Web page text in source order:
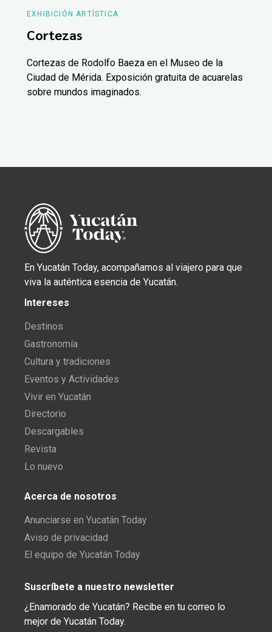
EXHIBICIÓN ARTÍSTICA
Cortezas
Cortezas de Rodolfo Baeza en el Museo de la
Ciudad de Mérida. Exposición gratuita de acuarelas
sobre mundos imaginados.
En Yucatán Today, acompañamos al viajero para que
viva la auténtica esencia de Yucatán.
Intereses
Destinos
Gastronomía
Cultura y tradiciones
Eventos y Actividades
Vivir en Yucatán
Directorio
Descargables
Revista
Lo nuevo
Acerca de nosotros
Anunciarse en Yucatán Today
Aviso de privacidad
El equipo de Yucatán Today
Suscríbete a nuestro newsletter
¿Enamorado de Yucatán? Recibe en tu correo lo
mejor de Yucatán Today.